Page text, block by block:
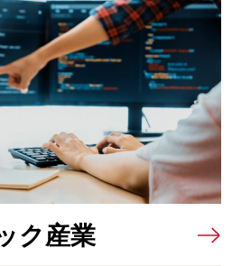
ク産業